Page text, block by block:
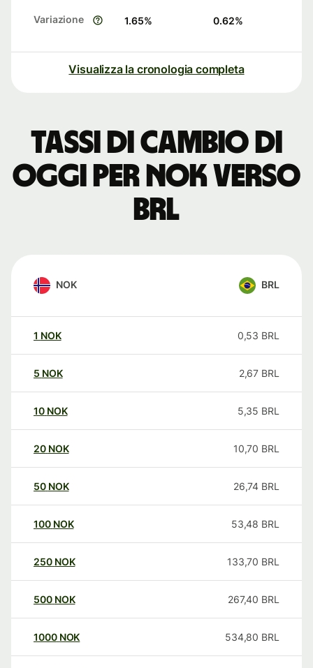
Variazione 1.65% 0.62%
Visualizza la cronologia completa
Tassi di cambio di
oggi per NOK verso
BRL
NOK BRL
1 NOK 0,53 BRL
5 NOK 2,67 BRL
10 NOK 5,35 BRL
20 NOK 10,70 BRL
50 NOK 26,74 BRL
100 NOK 53,48 BRL
250 NOK 133,70 BRL
500 NOK 267,40 BRL
1000 NOK 534,80 BRL